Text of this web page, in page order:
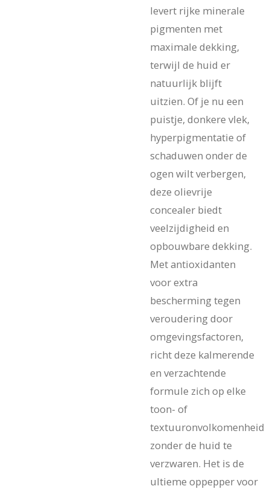
levert rijke minerale
pigmenten met
maximale dekking,
terwijl de huid er
natuurlijk blijft
uitzien. Of je nu een
puistje, donkere vlek,
hyperpigmentatie of
schaduwen onder de
ogen wilt verbergen,
deze olievrije
concealer biedt
veelzijdigheid en
opbouwbare dekking.
Met antioxidanten
voor extra
bescherming tegen
veroudering door
omgevingsfactoren,
richt deze kalmerende
en verzachtende
formule zich op elke
toon- of
textuuronvolkomenheid
zonder de huid te
verzwaren. Het is de
ultieme oppepper voor